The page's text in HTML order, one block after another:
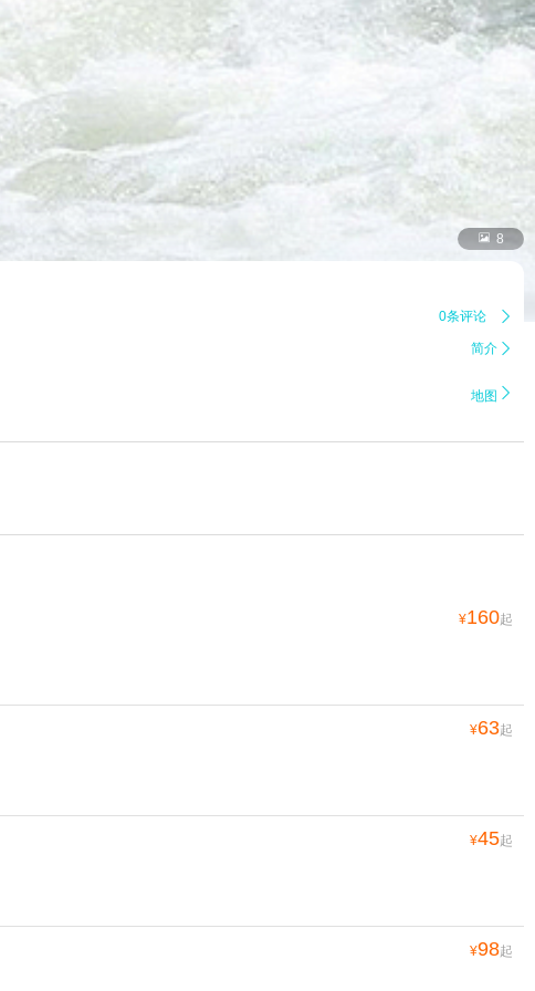
 8
0条评论 
简介 
地图 
¥160起
¥63起
¥45起
¥98起